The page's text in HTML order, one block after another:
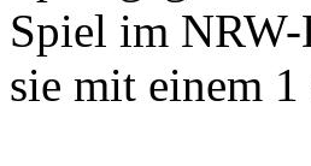
Spiel im NRW-
sie mit einem